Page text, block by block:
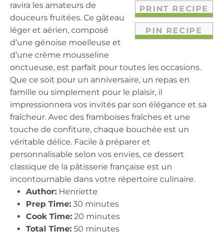
PRINT RECIPE
PIN RECIPE
ravira les amateurs de
douceurs fruitées. Ce gâteau
léger et aérien, composé
d’une génoise moelleuse et
d’une crème mousseline
onctueuse, est parfait pour toutes les occasions.
Que ce soit pour un anniversaire, un repas en
famille ou simplement pour le plaisir, il
impressionnera vos invités par son élégance et sa
fraîcheur. Avec des framboises fraîches et une
touche de confiture, chaque bouchée est un
véritable délice. Facile à préparer et
personnalisable selon vos envies, ce dessert
classique de la pâtisserie française est un
incontournable dans votre répertoire culinaire.
Author: Henriette
Prep Time: 30 minutes
Cook Time: 20 minutes
Total Time: 50 minutes